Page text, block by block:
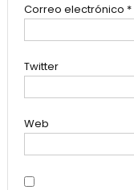
Correo electrónico *
Twitter
Web